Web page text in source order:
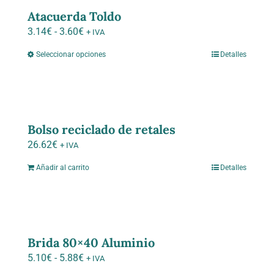
2.14€
variantes.
se
la
Atacuerda Toldo
3.14€ - 3.60€Rango
3.60€
+ IVA
Seleccionar opcionesEste
variantes.
la
Detalles
Bolso reciclado de retales
26.62€ + IVA
Añadir al carrito Detalles
Brida 80×40 Aluminio
5.10€ - 5.88€Rango
+ IVA